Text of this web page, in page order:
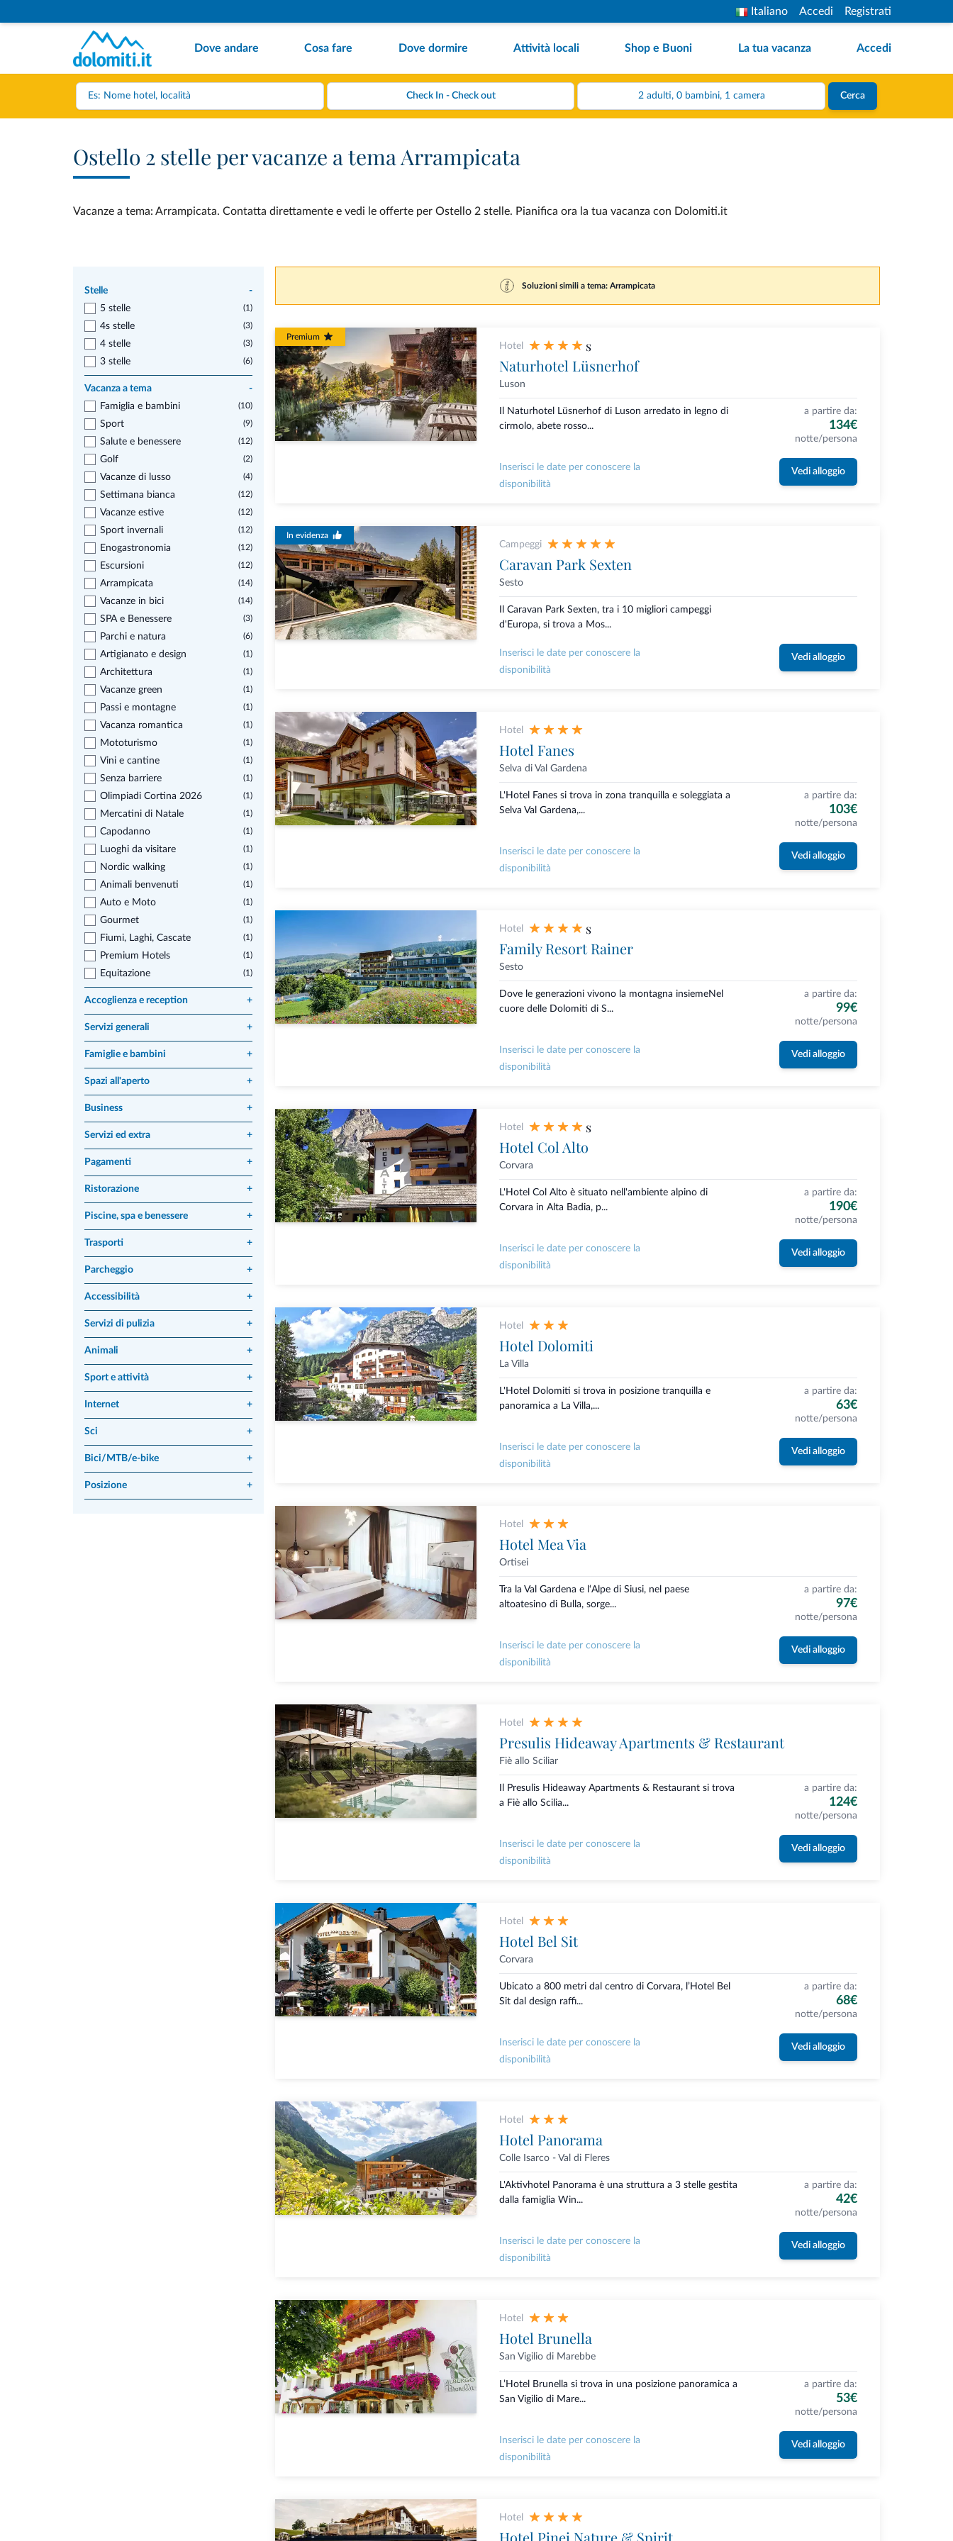
Italiano Accedi Registrati
Dove andare Cosa fare Dove dormire Attività locali Shop e Buoni La tua vacanza Accedi
2 adulti, 0 bambini, 1 camera Cerca
Ostello 2 stelle per vacanze a tema Arrampicata
Vacanze a tema: Arrampicata. Contatta direttamente e vedi le offerte per Ostello 2 stelle. Pianifica ora la tua vacanza con Dolomiti.it
Stelle
-
5 stelle
(1)
4s stelle (3)
4 stelle (3)
3 stelle (6)
Vacanza a tema
-
Famiglia e bambini
(10)
Sport (9)
Salute e benessere (12)
Golf (2)
Vacanze di lusso (4)
Settimana bianca (12)
Vacanze estive (12)
Sport invernali (12)
Enogastronomia (12)
Escursioni (12)
Arrampicata (14)
Vacanze in bici (14)
SPA e Benessere (3)
Parchi e natura (6)
Artigianato e design (1)
Architettura (1)
Vacanze green (1)
Passi e montagne (1)
Vacanza romantica (1)
Mototurismo (1)
Vini e cantine (1)
Senza barriere (1)
Olimpiadi Cortina 2026 (1)
Mercatini di Natale (1)
Capodanno (1)
Luoghi da visitare (1)
Nordic walking (1)
Animali benvenuti (1)
Auto e Moto (1)
Gourmet (1)
Fiumi, Laghi, Cascate (1)
Premium Hotels (1)
Equitazione (1)
Accoglienza e reception +
Servizi generali +
Famiglie e bambini +
Spazi all'aperto +
Business +
Servizi ed extra +
Pagamenti +
Ristorazione +
Piscine, spa e benessere +
Trasporti +
Parcheggio +
Accessibilità +
Servizi di pulizia +
Animali +
Sport e attività +
Internet +
Sci +
Bici/MTB/e-bike +
Posizione +
Soluzioni simili a tema: Arrampicata
Premium
Hotel s
Naturhotel Lüsnerhof
Luson
Il Naturhotel Lüsnerhof di Luson arredato in legno di
cirmolo, abete rosso...
a partire da:
134€
notte/persona
Inserisci le date per conoscere la
disponibilità
Vedi alloggio
In evidenza
Campeggi
Caravan Park Sexten
Sesto
Il Caravan Park Sexten, tra i 10 migliori campeggi
d'Europa, si trova a Mos...
Inserisci le date per conoscere la
disponibilità
Vedi alloggio
Hotel
Hotel Fanes
Selva di Val Gardena
L'Hotel Fanes si trova in zona tranquilla e soleggiata a
Selva Val Gardena,...
a partire da:
103€
notte/persona
Inserisci le date per conoscere la
disponibilità
Vedi alloggio
Hotel s
Family Resort Rainer
Sesto
Dove le generazioni vivono la montagna insiemeNel
cuore delle Dolomiti di S...
a partire da:
99€
notte/persona
Inserisci le date per conoscere la
disponibilità
Vedi alloggio
Hotel s
Hotel Col Alto
Corvara
L'Hotel Col Alto è situato nell'ambiente alpino di
Corvara in Alta Badia, p...
a partire da:
190€
notte/persona
Inserisci le date per conoscere la
disponibilità
Vedi alloggio
Hotel
Hotel Dolomiti
La Villa
L'Hotel Dolomiti si trova in posizione tranquilla e
panoramica a La Villa,...
a partire da:
63€
notte/persona
Inserisci le date per conoscere la
disponibilità
Vedi alloggio
Hotel
Hotel Mea Via
Ortisei
Tra la Val Gardena e l‘Alpe di Siusi, nel paese
altoatesino di Bulla, sorge...
a partire da:
97€
notte/persona
Inserisci le date per conoscere la
disponibilità
Vedi alloggio
Hotel
Presulis Hideaway Apartments & Restaurant
Fiè allo Sciliar
Il Presulis Hideaway Apartments & Restaurant si trova
a Fiè allo Scilia...
a partire da:
124€
notte/persona
Inserisci le date per conoscere la
disponibilità
Vedi alloggio
Hotel
Hotel Bel Sit
Corvara
Ubicato a 800 metri dal centro di Corvara, l’Hotel Bel
Sit dal design raffi...
a partire da:
68€
notte/persona
Inserisci le date per conoscere la
disponibilità
Vedi alloggio
Hotel
Hotel Panorama
Colle Isarco - Val di Fleres
L'Aktivhotel Panorama è una struttura a 3 stelle gestita
dalla famiglia Win...
a partire da:
42€
notte/persona
Inserisci le date per conoscere la
disponibilità
Vedi alloggio
Hotel
Hotel Brunella
San Vigilio di Marebbe
L’Hotel Brunella si trova in una posizione panoramica a
San Vigilio di Mare...
a partire da:
53€
notte/persona
Inserisci le date per conoscere la
disponibilità
Vedi alloggio
Hotel
Hotel Pinei Nature & Spirit